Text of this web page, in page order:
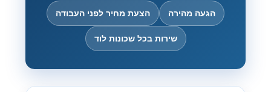
הגעה מהירה הצעת מחיר לפני העבודה
שירות בכל שכונות לוד